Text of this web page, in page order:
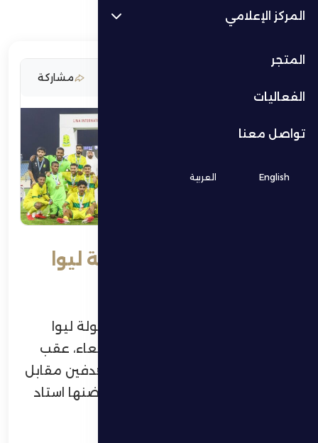
المركز الإعلامي
المتجر
الفعاليات
تواصل معنا
English العربية
مشاركة
السيب يتوج بطلاً لبطولة ليوا
تُوِّج نادي السيب العُماني بلقب بطولة ليوا
الدولية لكرة القدم مساء امس الاربعاء، عقب
فوزه على شقيقه الظفرة بنتيجة هدفين مقابل
هدف، في المباراة النهائية التي احتضنها استاد